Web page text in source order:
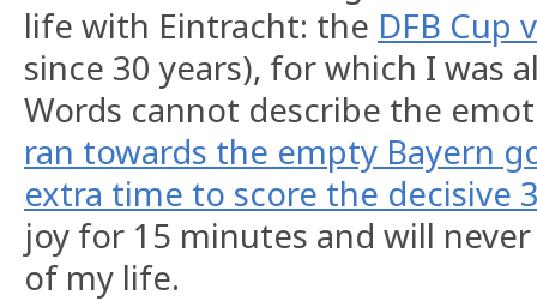
life with Eintracht: the DFB Cup
since 30 years), for which I was
Words cannot describe the
ran towards the empty Bayern
extra time to score the decisive
joy for 15 minutes and will
of my life.